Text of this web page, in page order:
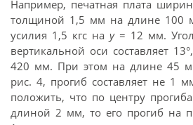
Например, печатная плата
толщиной 1,5 мм на длине 100
усилия 1,5 кгс на y= 12 мм.
вертикальной оси составляет
420 мм. При этом на длине 45
рис. 4, прогиб составляет не 1
положить, что по центру
длиной 2 мм, то его прогиб на